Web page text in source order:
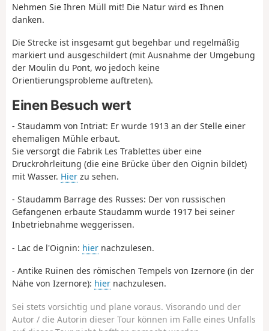
Nehmen Sie Ihren Müll mit! Die Natur wird es Ihnen
danken.
Die Strecke ist insgesamt gut begehbar und regelmäßig
markiert und ausgeschildert (mit Ausnahme der Umgebung
der Moulin du Pont, wo jedoch keine
Orientierungsprobleme auftreten).
Einen Besuch wert
- Staudamm von Intriat: Er wurde 1913 an der Stelle einer
ehemaligen Mühle erbaut.
Sie versorgt die Fabrik Les Trablettes über eine
Druckrohrleitung (die eine Brücke über den Oignin bildet)
mit Wasser. Hier zu sehen.
- Staudamm Barrage des Russes: Der von russischen
Gefangenen erbaute Staudamm wurde 1917 bei seiner
Inbetriebnahme weggerissen.
- Lac de l'Oignin: hier nachzulesen.
- Antike Ruinen des römischen Tempels von Izernore (in der
Nähe von Izernore): hier nachzulesen.
Sei stets vorsichtig und plane voraus. Visorando und der
Autor / die Autorin dieser Tour können im Falle eines Unfalls